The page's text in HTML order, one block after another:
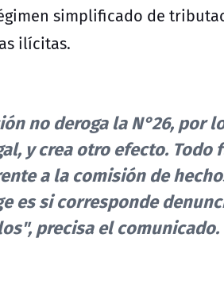
simplificado de
ilícitas.
no deroga la N°26, por
y crea otro efecto.
a la comisión de
es si corresponde
precisa el comunicado.